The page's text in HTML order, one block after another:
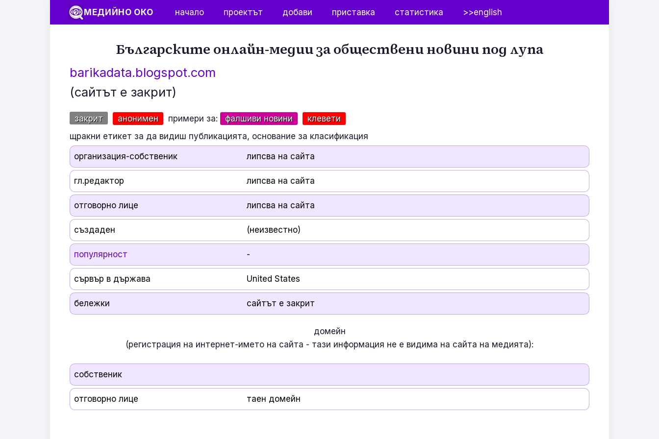
МЕДИЙНО ОКО начало проектът добави приставка статистика >>english
Българските онлайн-медии за обществени новини под лупа
barikadata.blogspot.com
(сайтът е закрит)
закрит анонимен примери за: фалшиви новини
клевети
щракни етикет за да видиш публикацията, основание за класификация
организация-собственик липсва на сайта
гл.редактор липсва на сайта
отговорно лице липсва на сайта
създаден (неизвестно)
популярност -
сървър в държава United States
бележки сайтът е закрит
домейн
(регистрация на интернет-името на сайта - тази информация не е видима на сайта на медията):
собственик
отговорно лице таен домейн